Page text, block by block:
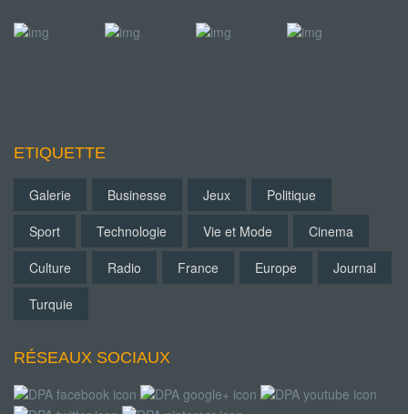
ETIQUETTE
Galerie Businesse Jeux
Politique
Sport
Technologie Vie et Mode
Cinema
Culture
Radio France Europe
Journal
Turquie
RÉSEAUX SOCIAUX